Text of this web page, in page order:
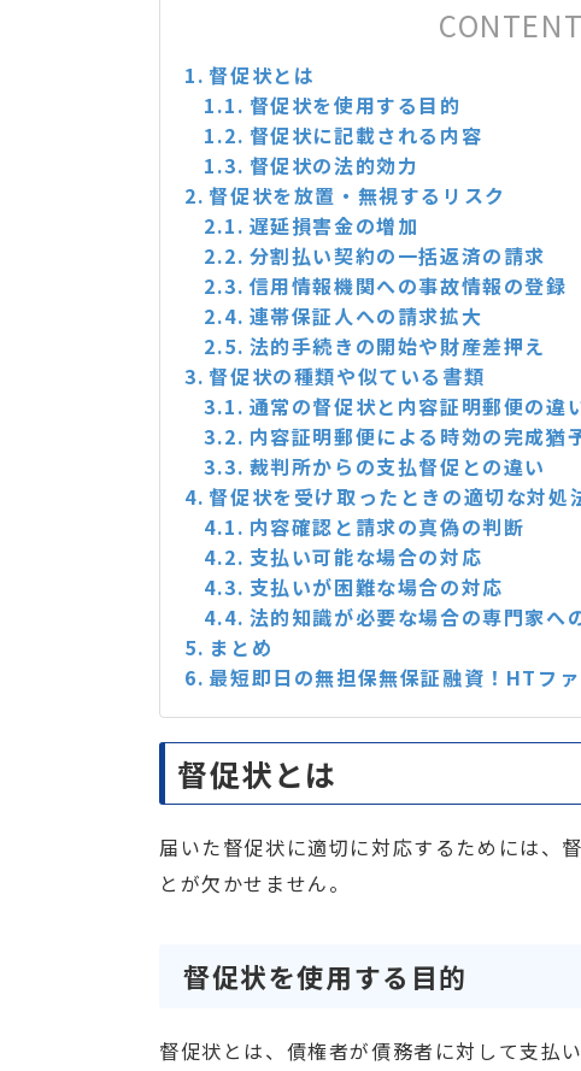
督促状とは
督促状を使用する目的
督促状に記載される内容
督促状の法的効力
督促状を放置・無視するリスク
遅延損害金の増加
分割払い契約の一括返済の請求
信用情報機関への事故情報の登録
連帯保証人への請求拡大
法的手続きの開始や財産差押え
督促状の種類や似ている書類
通常の督促状と内容証明郵便の違
内容証明郵便による時効の完成猶
裁判所からの支払督促との違い
督促状を受け取ったときの適切な対処
内容確認と請求の真偽の判断
支払い可能な場合の対応
支払いが困難な場合の対応
法的知識が必要な場合の専門家へ
まとめ
最短即日の無担保無保証融資！HTフ
督促状とは
届いた督促状に適切に対応するためには、
とが欠かせません。
督促状を使用する目的
督促状とは、債権者が債務者に対して支払